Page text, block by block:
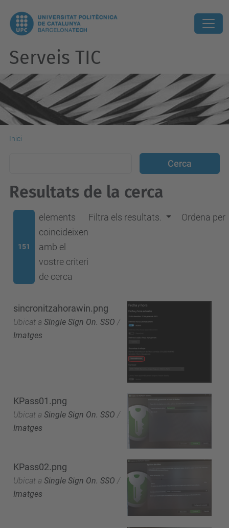
Serveis TIC
Inici
Resultats de la cerca
151
elements
coincideixen
amb el
vostre criteri
de cerca
Filtra els resultats. Ordena per
sincronitzahorawin.png
Ubicat a Single Sign On. SSO /
Imatges
KPass01.png
Ubicat a Single Sign On. SSO /
Imatges
KPass02.png
Ubicat a Single Sign On. SSO /
Imatges